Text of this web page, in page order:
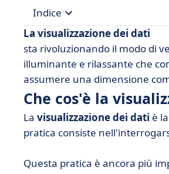
Indice
• Che cos'è la
• Come può la
• Come potete
La visualizzazione dei dati
sta rivoluzionando il modo di
illuminante e rilassante che
assumere una dimensione
Che cos'è la
La visualizzazione dei dati è
pratica consiste
Questa pratica è ancora più